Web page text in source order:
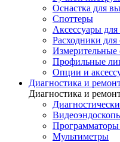
Оснастка для
Споттеры
Аксессуары для
Расходники для
Измерительные
Профильные
Опции и
Диагностика и
Диагностика и
Мультиметры